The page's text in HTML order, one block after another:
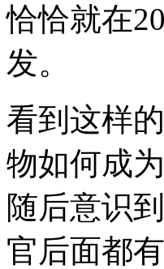
恰恰就在
发。
看到这样
物如何成
随后意识
官后面都